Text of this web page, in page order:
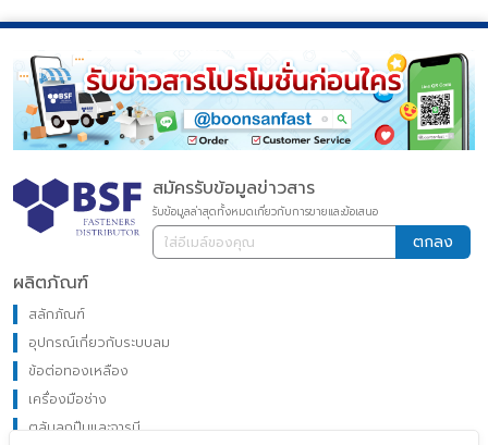
สมัครรับข้อมูลข่าวสาร
รับข้อมูลล่าสุดทั้งหมดเกี่ยวกับการขายและข้อเสนอ
ตกลง
ผลิตภัณฑ์
สลักภัณฑ์
อุปกรณ์เกี่ยวกับระบบลม
ข้อต่อทองเหลือง
เครื่องมือช่าง
ตลับลูกปืนและจารบี